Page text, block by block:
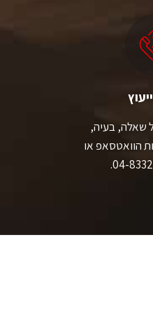
שאלה, בעיה,
הוואטסאפ או